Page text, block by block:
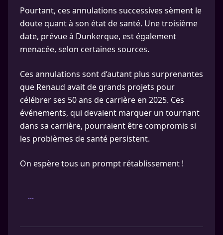
Pourtant, ces annulations successives sèment le
doute quant à son état de santé. Une troisième
date, prévue à Dunkerque, est également
menacée, selon certaines sources.
Ces annulations sont d’autant plus surprenantes
que Renaud avait de grands projets pour
célébrer ses 50 ans de carrière en 2025. Ces
événements, qui devaient marquer un tournant
dans sa carrière, pourraient être compromis si
les problèmes de santé persistent.
On espère tous un prompt rétablissement !
...